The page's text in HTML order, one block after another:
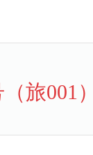
旅001